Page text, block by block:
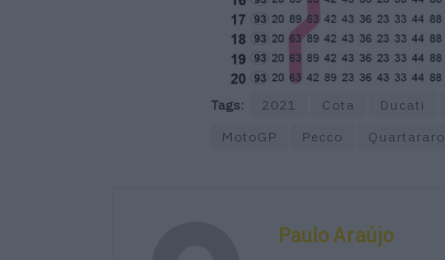
Tags: 2021 Cota Ducati
MotoGP
Pecco Quartararo
Paulo Araújo